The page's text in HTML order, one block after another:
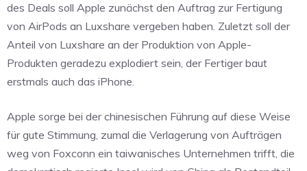
des Deals soll Apple zunächst den Auftrag zur Fertigung
von AirPods an Luxshare vergeben haben. Zuletzt soll der
Anteil von Luxshare an der Produktion von Apple-
Produkten geradezu explodiert sein, der Fertiger baut
erstmals auch das iPhone.
Apple sorge bei der chinesischen Führung auf diese Weise
für gute Stimmung, zumal die Verlagerung von Aufträgen
weg von Foxconn ein taiwanisches Unternehmen trifft, die